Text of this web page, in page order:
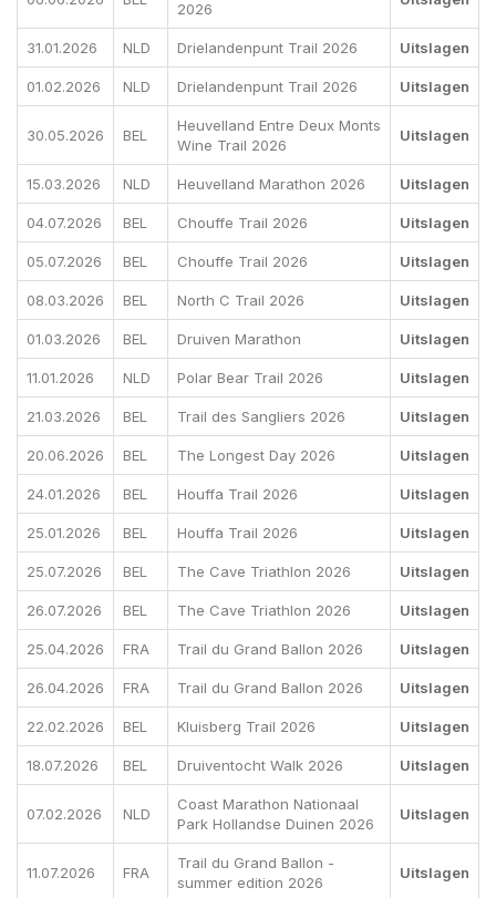
2026
31.01.2026 NLD Drielandenpunt Trail 2026 Uitslagen
01.02.2026 NLD Drielandenpunt Trail 2026 Uitslagen
30.05.2026 BEL
Heuvelland Entre Deux Monts
Wine Trail 2026
Uitslagen
15.03.2026 NLD Heuvelland Marathon 2026 Uitslagen
04.07.2026 BEL Chouffe Trail 2026 Uitslagen
05.07.2026 BEL Chouffe Trail 2026 Uitslagen
08.03.2026 BEL North C Trail 2026 Uitslagen
01.03.2026 BEL Druiven Marathon Uitslagen
11.01.2026 NLD Polar Bear Trail 2026 Uitslagen
21.03.2026 BEL Trail des Sangliers 2026 Uitslagen
20.06.2026 BEL The Longest Day 2026 Uitslagen
24.01.2026 BEL Houffa Trail 2026 Uitslagen
25.01.2026 BEL Houffa Trail 2026 Uitslagen
25.07.2026 BEL The Cave Triathlon 2026 Uitslagen
26.07.2026 BEL The Cave Triathlon 2026 Uitslagen
25.04.2026 FRA Trail du Grand Ballon 2026 Uitslagen
26.04.2026 FRA Trail du Grand Ballon 2026 Uitslagen
22.02.2026 BEL Kluisberg Trail 2026 Uitslagen
18.07.2026 BEL Druiventocht Walk 2026 Uitslagen
07.02.2026 NLD
Coast Marathon Nationaal
Park Hollandse Duinen 2026
Uitslagen
11.07.2026 FRA
Trail du Grand Ballon -
summer edition 2026
Uitslagen